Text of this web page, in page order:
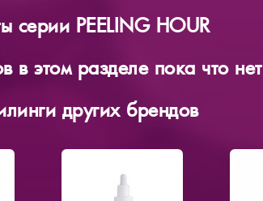
серии PEELING HOUR
в этом разделе пока что нет
других брендов